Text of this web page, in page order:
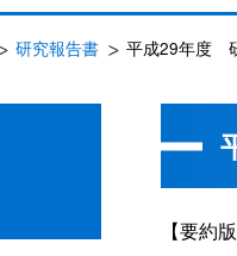
研究報告書 平成29年度
【要約